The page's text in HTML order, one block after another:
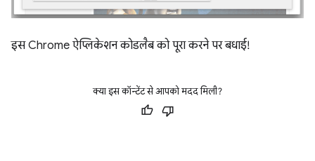
इस Chrome ऐप्लिकेशन कोडलैब को पूरा करने पर बधाई!
क्या इस कॉन्टेंट से आपको मदद मिली?